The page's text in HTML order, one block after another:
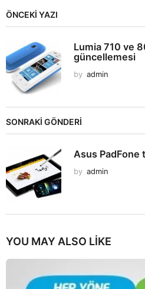
ÖNCEKI YAZI
Lumia 710 ve
güncellemesi
by admin
SONRAKİ GÖNDERİ
Asus PadFone
by admin
YOU MAY ALSO LIKE